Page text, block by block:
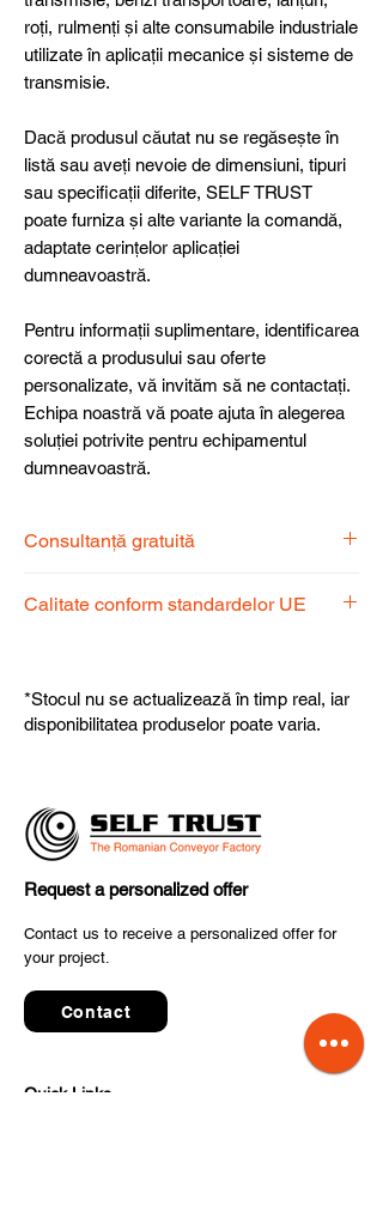
roți, rulmenți și alte consumabile industriale
utilizate în aplicații mecanice și sisteme de
transmisie.
Dacă produsul căutat nu se regăsește în
listă sau aveți nevoie de dimensiuni, tipuri
sau specificații diferite, SELF TRUST
poate furniza și alte variante la comandă,
adaptate cerințelor aplicației
dumneavoastră.
Pentru informații suplimentare, identificarea
corectă a produsului sau oferte
personalizate, vă invităm să ne contactați.
Echipa noastră vă poate ajuta în alegerea
soluției potrivite pentru echipamentul
dumneavoastră.
Consultanță gratuită
dispoziție pentru a alege produsul
Calitate conform standardelor UE
fiabilitate și performanță superioară.
*Stocul nu se actualizează în timp real, iar
disponibilitatea produselor poate varia.
Request a personalized offer
Contact us to receive a personalized offer for
your project.
Contact
Quick Links